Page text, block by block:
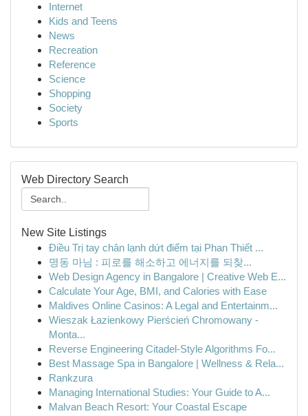
Internet
Kids and Teens
News
Recreation
Reference
Science
Shopping
Society
Sports
Web Directory Search
New Site Listings
Điều Trị tay chân lạnh dứt điểm tại Phan Thiết ...
명동 마님 : 피로를 해소하고 에너지를 되찾...
Web Design Agency in Bangalore | Creative Web E...
Calculate Your Age, BMI, and Calories with Ease
Maldives Online Casinos: A Legal and Entertainm...
Wieszak Łazienkowy Pierścień Chromowany -
Monta...
Reverse Engineering Citadel-Style Algorithms Fo...
Best Massage Spa in Bangalore | Wellness & Rela...
Rankzura
Managing International Studies: Your Guide to A...
Malvan Beach Resort: Your Coastal Escape